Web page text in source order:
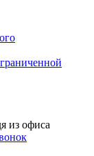
из офиса